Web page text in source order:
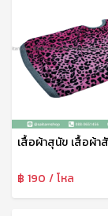
฿ 190 / โหล